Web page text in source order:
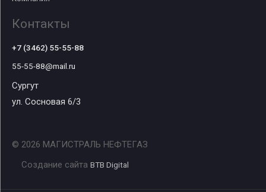
Контакты
+7 (3462) 55-55-88
55-55-88@mail.ru
Сургут
ул. Сосновая 6/3
© 2026 МАГИСТРАЛЬ НЕФТЕГАЗ
Создание сайта BTB Digital